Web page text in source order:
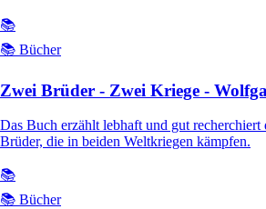
📚
📚 Bücher
Zwei Brüder - Zwei Kriege -
Das Buch erzählt lebhaft und gut recherchiert
Brüder, die in beiden Weltkriegen kämpfen.
📚
📚 Bücher